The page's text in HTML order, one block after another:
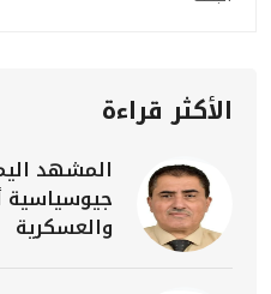
الأكثر قراءة
المشهد
جيوسياسية
والعسكرية